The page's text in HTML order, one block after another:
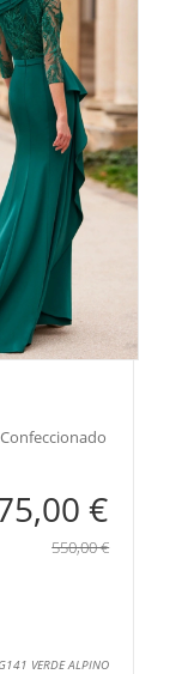
€
550,00 €
VERDE ALPINO